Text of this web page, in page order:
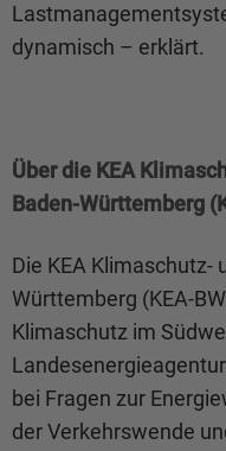
dynamisch – erklärt.
Über die KEA
Baden-Württemberg
Die KEA Klimaschutz-
Württemberg (KEA-
Klimaschutz im
bei Fragen zur
der Verkehrswende